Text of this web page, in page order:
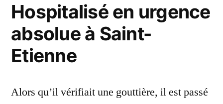
Hospitalisé en urgence
absolue à Saint-
Etienne
Alors qu’il vérifiait une gouttière, il est passé